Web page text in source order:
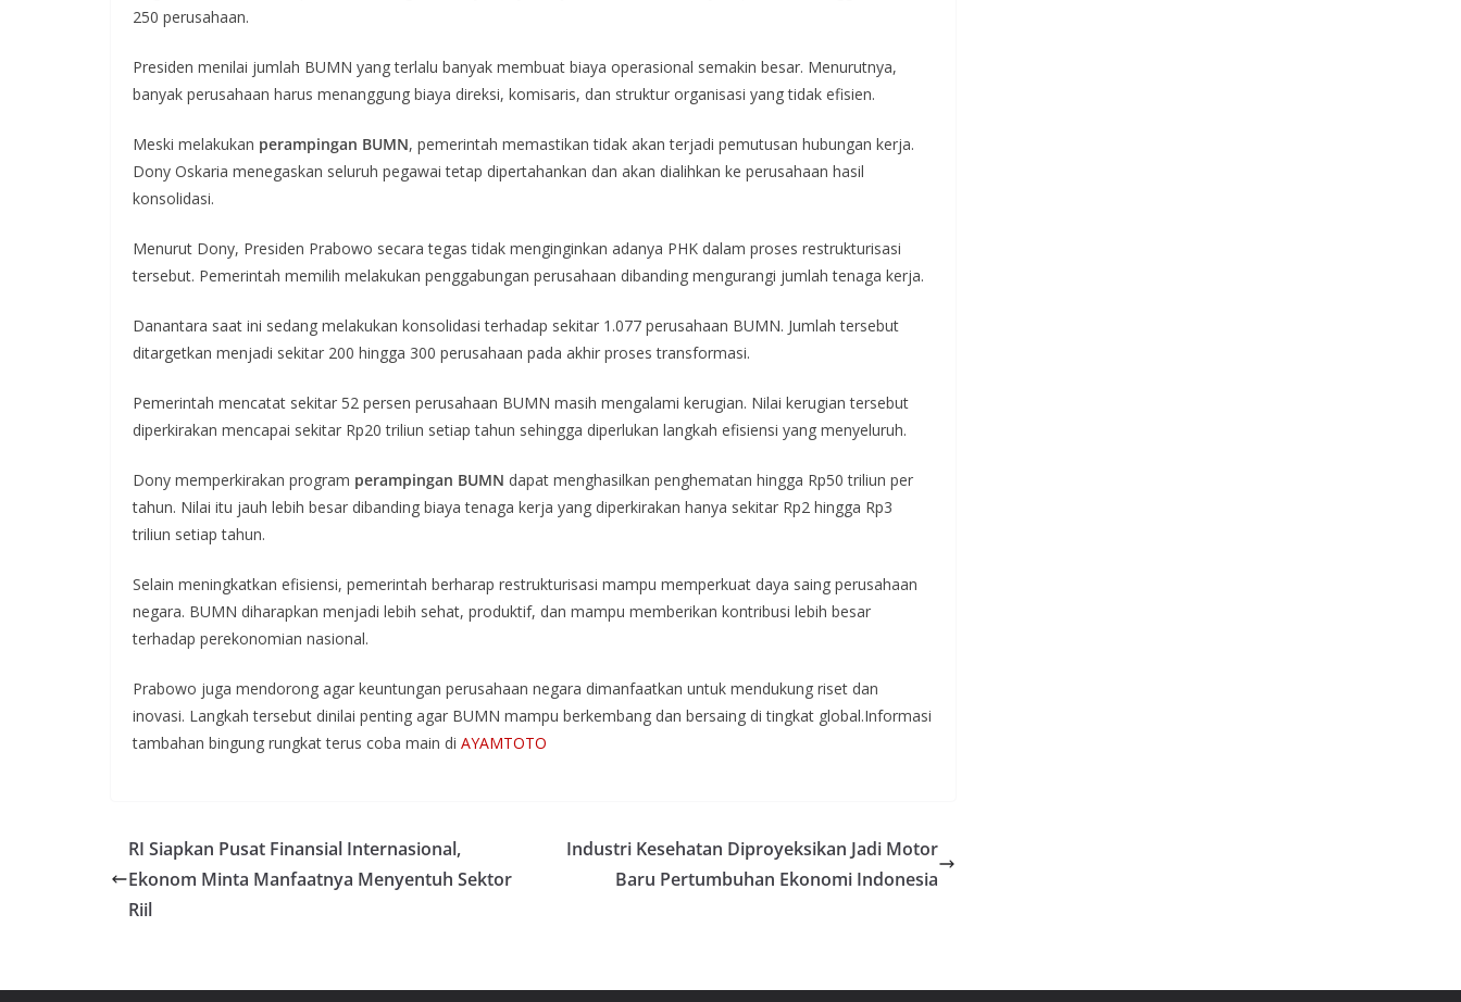
250 perusahaan.
Presiden menilai jumlah BUMN yang terlalu banyak membuat biaya operasional semakin besar. Menurutnya,
banyak perusahaan harus menanggung biaya direksi, komisaris, dan struktur organisasi yang tidak efisien.
Meski melakukan perampingan BUMN, pemerintah memastikan tidak akan terjadi pemutusan hubungan kerja.
Dony Oskaria menegaskan seluruh pegawai tetap dipertahankan dan akan dialihkan ke perusahaan hasil
konsolidasi.
Menurut Dony, Presiden Prabowo secara tegas tidak menginginkan adanya PHK dalam proses restrukturisasi
tersebut. Pemerintah memilih melakukan penggabungan perusahaan dibanding mengurangi jumlah tenaga kerja.
Danantara saat ini sedang melakukan konsolidasi terhadap sekitar 1.077 perusahaan BUMN. Jumlah tersebut
ditargetkan menjadi sekitar 200 hingga 300 perusahaan pada akhir proses transformasi.
Pemerintah mencatat sekitar 52 persen perusahaan BUMN masih mengalami kerugian. Nilai kerugian tersebut
diperkirakan mencapai sekitar Rp20 triliun setiap tahun sehingga diperlukan langkah efisiensi yang menyeluruh.
Dony memperkirakan program perampingan BUMN dapat menghasilkan penghematan hingga Rp50 triliun per
tahun. Nilai itu jauh lebih besar dibanding biaya tenaga kerja yang diperkirakan hanya sekitar Rp2 hingga Rp3
triliun setiap tahun.
Selain meningkatkan efisiensi, pemerintah berharap restrukturisasi mampu memperkuat daya saing perusahaan
negara. BUMN diharapkan menjadi lebih sehat, produktif, dan mampu memberikan kontribusi lebih besar
terhadap perekonomian nasional.
Prabowo juga mendorong agar keuntungan perusahaan negara dimanfaatkan untuk mendukung riset dan
inovasi. Langkah tersebut dinilai penting agar BUMN mampu berkembang dan bersaing di tingkat global.Informasi
tambahan bingung rungkat terus coba main di AYAMTOTO
RI Siapkan Pusat Finansial Internasional,
Ekonom Minta Manfaatnya Menyentuh Sektor
Riil
Industri Kesehatan Diproyeksikan Jadi Motor
Baru Pertumbuhan Ekonomi Indonesia